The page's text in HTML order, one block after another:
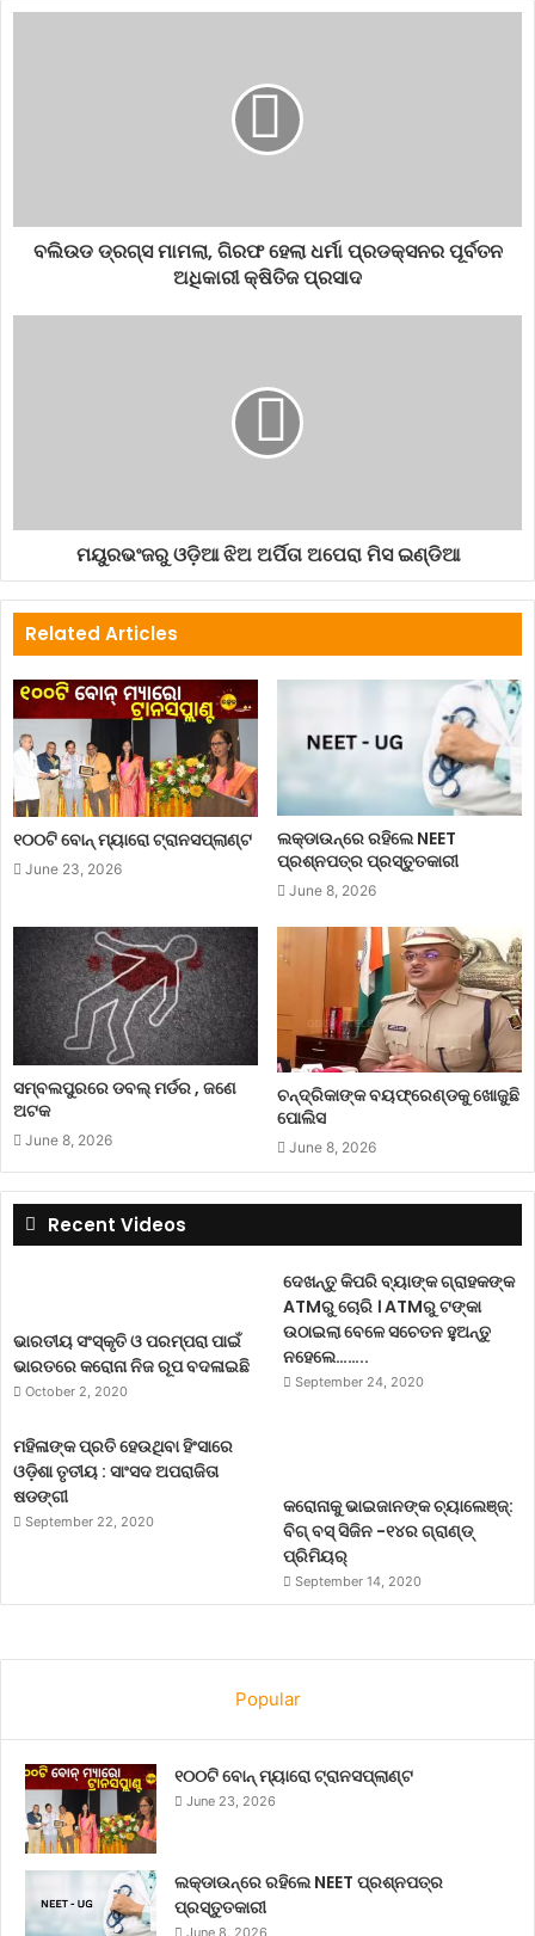
ବଲିଉଡ ଡ୍ରଗ୍ସ ମାମଲା, ଗିରଫ ହେଲା ଧର୍ମା ପ୍ରଡକ୍ସନର ପୂର୍ବତନ
ଅଧିକାରୀ କ୍ଷିତିଜ ପ୍ରସାଦ
ମୟୁରଭଂଜରୁ ଓଡ଼ିଆ ଝିଅ ଅର୍ପିତା ଅପେରା ମିସ ଇଣ୍ଡିଆ
Related Articles
୧୦୦ଟି ବୋନ୍ ମ୍ୟାରୋ ଟ୍ରାନସପ୍ଲାଣ୍ଟ
June 23, 2026
ଲକ୍‌ଡାଉନ୍‌ରେ ରହିଲେ NEET
ପ୍ରଶ୍ନପତ୍ର ପ୍ରସ୍ତୁତକାରୀ
June 8, 2026
ସମ୍ବଲପୁରରେ ଡବଲ୍ ମର୍ଡର , ଜଣେ
ଅଟକ
June 8, 2026
ଚନ୍ଦ୍ରିକାଙ୍କ ବୟଫ୍ରେଣ୍ଡକୁ ଖୋଜୁଛି
ପୋଲିସ
June 8, 2026
Recent Videos
ଭାରତୀୟ ସଂସ୍କୃତି ଓ ପରମ୍ପରା ପାଇଁ
ଭାରତରେ କରୋନା ନିଜ ରୂପ ବଦଳାଇଛି
October 2, 2020
ଦେଖନ୍ତୁ କିପରି ବ୍ୟାଙ୍କ ଗ୍ରାହକଙ୍କ
ATMରୁ ଚୋରି । ATMରୁ ଟଙ୍କା
ଉଠାଇଲା ବେଳେ ସଚେତନ ହୁଅନ୍ତୁ
ନହେଲେ……..
September 24, 2020
ମହିଳାଙ୍କ ପ୍ରତି ହେଉଥିବା ହିଂସାରେ
ଓଡ଼ିଶା ତୃତୀୟ : ସାଂସଦ ଅପରାଜିତା
ଷଡଙ୍ଗୀ
September 22, 2020
କରୋନାକୁ ଭାଇଜାନଙ୍କ ଚ୍ୟାଲେଞ୍ଜ୍:
ବିଗ୍ ବସ୍ ସିଜିନ -୧୪ର ଗ୍ରାଣ୍ଡ୍
ପ୍ରିମିୟର୍
September 14, 2020
Popular
୧୦୦ଟି ବୋନ୍ ମ୍ୟାରୋ ଟ୍ରାନସପ୍ଲାଣ୍ଟ
June 23, 2026
ଲକ୍‌ଡାଉନ୍‌ରେ ରହିଲେ NEET ପ୍ରଶ୍ନପତ୍ର
ପ୍ରସ୍ତୁତକାରୀ
June 8, 2026